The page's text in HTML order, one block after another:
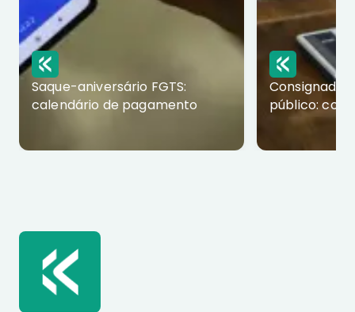
Saque-aniversário FGTS:
calendário de pagamento
Consignado
público: